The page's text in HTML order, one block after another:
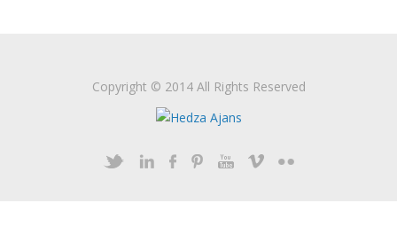
Copyright © 2014 All Rights Reserved